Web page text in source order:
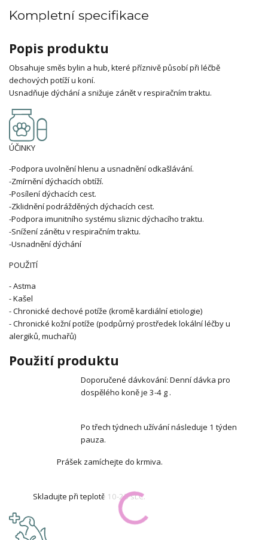
Kompletní specifikace
Popis produktu
Obsahuje směs bylin a hub, které příznivě působí při léčbě
dechových potíží u koní.
Usnadňuje dýchání a snižuje zánět v respiračním traktu.
ÚČINKY
-Podpora uvolnění hlenu a usnadnění odkašlávání.
-Zmírnění dýchacích obtíží.
-Posílení dýchacích cest.
-Zklidnění podrážděných dýchacích cest.
-Podpora imunitního systému sliznic dýchacího traktu.
-Snížení zánětu v respiračním traktu.
-Usnadnění dýchání
POUŽITÍ
- Astma
- Kašel
- Chronické dechové potíže (kromě kardiální etiologie)
- Chronické kožní potíže (podpůrný prostředek lokální léčby u
alergiků, muchařů)
Použití produktu
Doporučené dávkování: Denní dávka pro
dospělého koně je 3-4 g .
Po třech týdnech užívání následuje 1 týden
pauza.
Prášek zamíchejte do krmiva.
Skladujte při teplotě 10-25 st.C.